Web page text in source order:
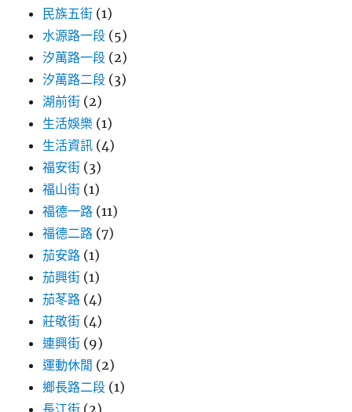
民族五街 (1)
水源路一段 (5)
汐萬路一段 (2)
汐萬路二段 (3)
湖前街 (2)
生活娛樂 (1)
生活資訊 (4)
福安街 (3)
福山街 (1)
福德一路 (11)
福德二路 (7)
茄安路 (1)
茄興街 (1)
茄苳路 (4)
莊敬街 (4)
連興街 (9)
運動休閒 (2)
鄉長路二段 (1)
長江街 (2)